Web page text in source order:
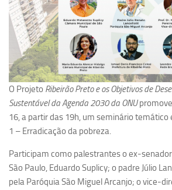
Grupo de Estudos Avançados em
em Saúde com foco em Populações
(Confluencia)
Grupos de estudo encerrados
Grupos de Pesquisa
Criminologia Experimental e
Direito e Tecnologia (Tech Law)
Grupo de Pesquisa GPUBLIC –
Grupos de pesquisa encerrados
Ano Sabático
O Projeto Ribeirão Preto e os Objetivos de
Sustentável da Agenda 2030 da ONU
16, a partir das 19h, um seminário temático
1 – Erradicação da pobreza.
Participam como palestrantes o ex-
São Paulo, Eduardo Suplicy; o padre Júlio
pela Paróquia São Miguel Arcanjo; o vice-